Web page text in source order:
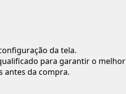
da tela.
para garantir o
antes da compra.